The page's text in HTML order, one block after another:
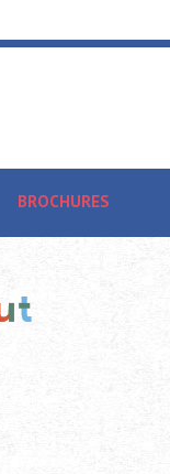
BROCHURES